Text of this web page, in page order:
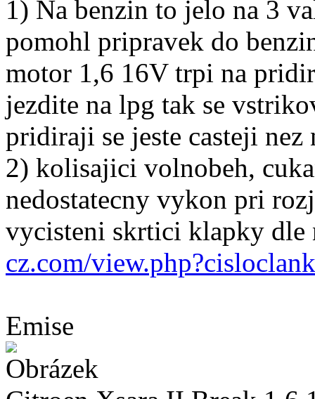
1) Na benzin to jelo na 3
pomohl pripravek do
motor 1,6 16V trpi na
jezdite na lpg tak se
pridiraji se jeste casteji nez
2) kolisajici volnobeh,
nedostatecny vykon pri
vycisteni skrtici klapky dle
cz.com/
Emise